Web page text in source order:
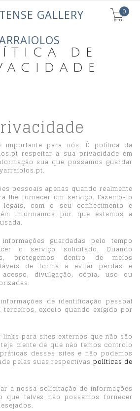
GALLERY
0
DE
importante para nós. É política da
respeitar a sua privacidade em
sua que possamos guardar
pessoais apenas quando realmente
lhe fornecer um serviço. Fazemo-lo
com o seu conhecimento e
informamos por que estamos a
guardadas pelo tempo
o serviço solicitado. Quando
protegemos dentro de meios
​​de forma a evitar perdas e
divulgação, cópia, uso ou
de identificação pessoal
terceiros, exceto quando exigido por
para sites externos que não são
ciente de que não temos controlo
desses sites e não podemos
pelas suas respectivas políticas de
a nossa solicitação de informações
que talvez não possamos fornecer